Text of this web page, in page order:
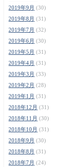
2019年9月 (30)
2019年8月 (31)
2019年7月 (32)
2019年6月 (30)
2019年5月 (31)
2019年4月 (31)
2019年3月 (33)
2019年2月 (28)
2019年1月 (31)
2018年12月 (31)
2018年11月 (30)
2018年10月 (31)
2018年9月 (30)
2018年8月 (31)
2018年7月 (24)